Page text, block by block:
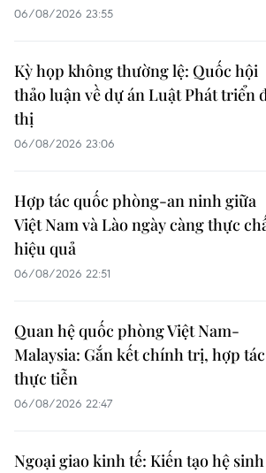
06/08/2026 23:55
Kỳ họp không thường lệ: Quốc hội
thảo luận về dự án Luật Phát triển
thị
06/08/2026 23:06
Hợp tác quốc phòng-an ninh giữa
Việt Nam và Lào ngày càng thực
hiệu quả
06/08/2026 22:51
Quan hệ quốc phòng Việt Nam-
Malaysia: Gắn kết chính trị, hợp tác
thực tiễn
06/08/2026 22:47
Ngoại giao kinh tế: Kiến tạo hệ sinh